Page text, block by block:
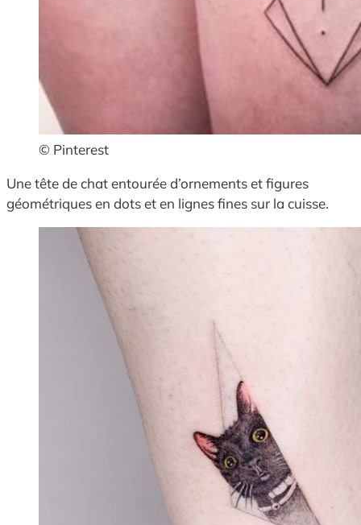
© Pinterest
Une tête de chat entourée d’ornements et figures
géométriques en dots et en lignes fines sur la cuisse.